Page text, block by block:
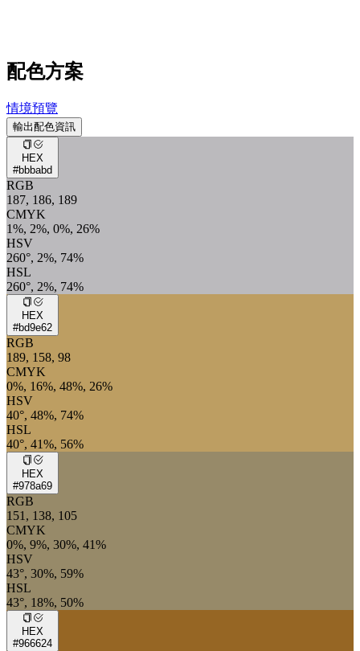
配色方案
情境預覽
輸出配色資訊
HEX
#bbbabd
RGB
187, 186, 189
CMYK
1%, 2%, 0%, 26%
HSV
260°, 2%, 74%
HSL
260°, 2%, 74%
HEX
#bd9e62
RGB
189, 158, 98
CMYK
0%, 16%, 48%, 26%
HSV
40°, 48%, 74%
HSL
40°, 41%, 56%
HEX
#978a69
RGB
151, 138, 105
CMYK
0%, 9%, 30%, 41%
HSV
43°, 30%, 59%
HSL
43°, 18%, 50%
HEX
#966624